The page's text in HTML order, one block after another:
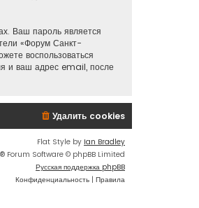
Ваш пароль является
«Форум Санкт-
воспользоваться
и ваш адрес email, после
Удалить cookies
Flat Style by Ian Bradley
® Forum Software © phpBB Limited
Русская поддержка phpBB
Конфиденциальность | Правила